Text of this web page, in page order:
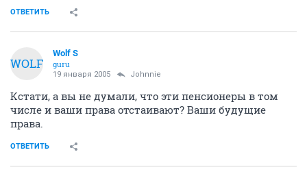
ОТВЕТИТЬ
WOLF
Wolf S
guru
19 января 2005 Johnnie
Кстати, а вы не думали, что эти пенсионеры в том
числе и ваши права отстаивают? Ваши будущие
права.
ОТВЕТИТЬ